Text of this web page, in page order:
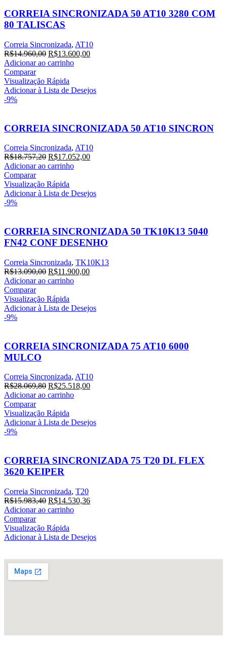
CORREIA SINCRONIZADA 50 AT10 3280 COM
80 TALISCAS
Correia Sincronizada, AT10
R$14.960,00 R$13.600,00
Adicionar ao carrinho
Comparar
Visualização Rápida
Adicionar à Lista de Desejos
-9%
CORREIA SINCRONIZADA 50 AT10 SINCRON
Correia Sincronizada, AT10
R$18.757,20 R$17.052,00
Adicionar ao carrinho
Comparar
Visualização Rápida
Adicionar à Lista de Desejos
-9%
CORREIA SINCRONIZADA 50 TK10K13 5040
FN42 CONF DESENHO
Correia Sincronizada, TK10K13
R$13.090,00 R$11.900,00
Adicionar ao carrinho
Comparar
Visualização Rápida
Adicionar à Lista de Desejos
-9%
CORREIA SINCRONIZADA 75 AT10 6000
MULCO
Correia Sincronizada, AT10
R$28.069,80 R$25.518,00
Adicionar ao carrinho
Comparar
Visualização Rápida
Adicionar à Lista de Desejos
-9%
CORREIA SINCRONIZADA 75 T20 DL FLEX
3620 KEIPER
Correia Sincronizada, T20
R$15.983,40 R$14.530,36
Adicionar ao carrinho
Comparar
Visualização Rápida
Adicionar à Lista de Desejos